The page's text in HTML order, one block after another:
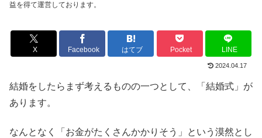
益を得て運営しております。
X Facebook はてブ Pocket LINE
2024.04.17
結婚をしたらまず考えるものの一つとして、「結婚式」が
あります。
なんとなく「お金がたくさんかかりそう」という漠然とし